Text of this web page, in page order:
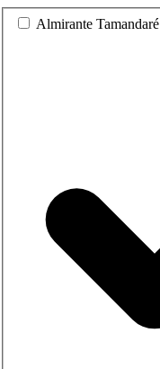
Almirante Tamandaré